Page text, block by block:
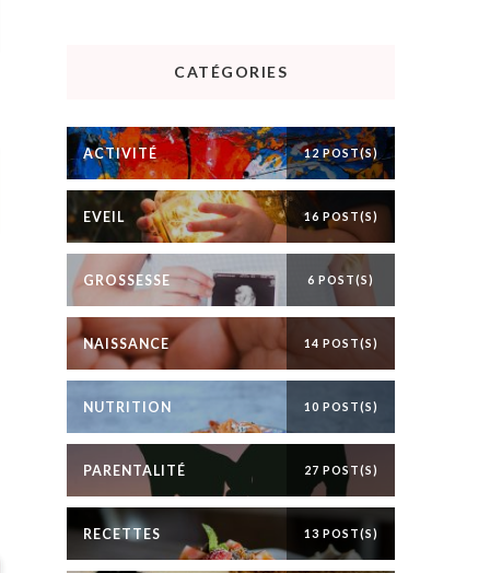
CATÉGORIES
ACTIVITÉ 12 POST(S)
EVEIL 16 POST(S)
GROSSESSE 6 POST(S)
NAISSANCE 14 POST(S)
NUTRITION 10 POST(S)
PARENTALITÉ 27 POST(S)
RECETTES 13 POST(S)